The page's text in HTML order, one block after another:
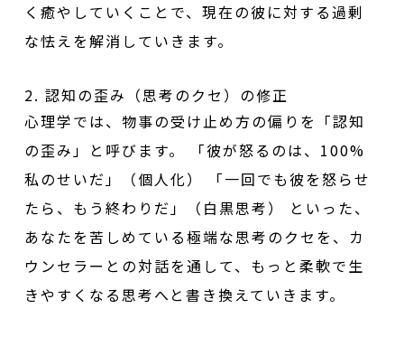
く癒やしていくことで、現在の彼に対する過剰
な怯えを解消していきます。
2. 認知の歪み（思考のクセ）の修正
心理学では、物事の受け止め方の偏りを「認知
の歪み」と呼びます。 「彼が怒るのは、100%
私のせいだ」（個人化） 「一回でも彼を怒らせ
たら、もう終わりだ」（白黒思考） といった、
あなたを苦しめている極端な思考のクセを、カ
ウンセラーとの対話を通して、もっと柔軟で生
きやすくなる思考へと書き換えていきます。